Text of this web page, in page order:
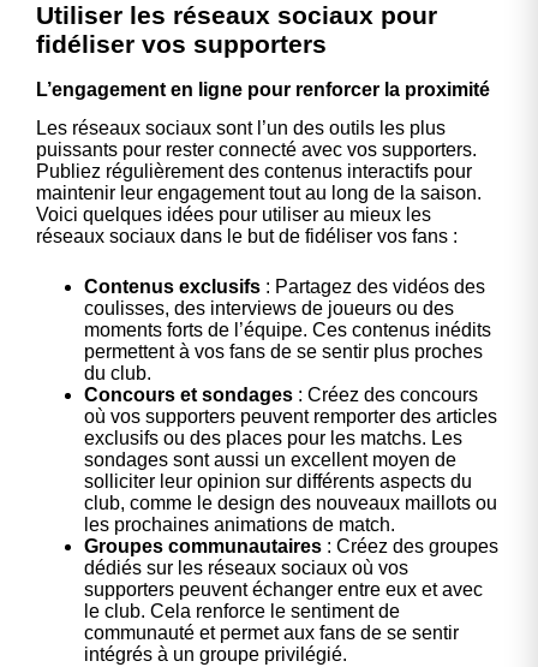
Utiliser les réseaux sociaux pour
fidéliser vos supporters
L’engagement en ligne pour renforcer la proximité
Les réseaux sociaux sont l’un des outils les plus
puissants pour rester connecté avec vos supporters.
Publiez régulièrement des contenus interactifs pour
maintenir leur engagement tout au long de la saison.
Voici quelques idées pour utiliser au mieux les
réseaux sociaux dans le but de fidéliser vos fans :
Contenus exclusifs : Partagez des vidéos des
coulisses, des interviews de joueurs ou des
moments forts de l’équipe. Ces contenus inédits
permettent à vos fans de se sentir plus proches
du club.
Concours et sondages : Créez des concours
où vos supporters peuvent remporter des articles
exclusifs ou des places pour les matchs. Les
sondages sont aussi un excellent moyen de
solliciter leur opinion sur différents aspects du
club, comme le design des nouveaux maillots ou
les prochaines animations de match.
Groupes communautaires : Créez des groupes
dédiés sur les réseaux sociaux où vos
supporters peuvent échanger entre eux et avec
le club. Cela renforce le sentiment de
communauté et permet aux fans de se sentir
intégrés à un groupe privilégié.